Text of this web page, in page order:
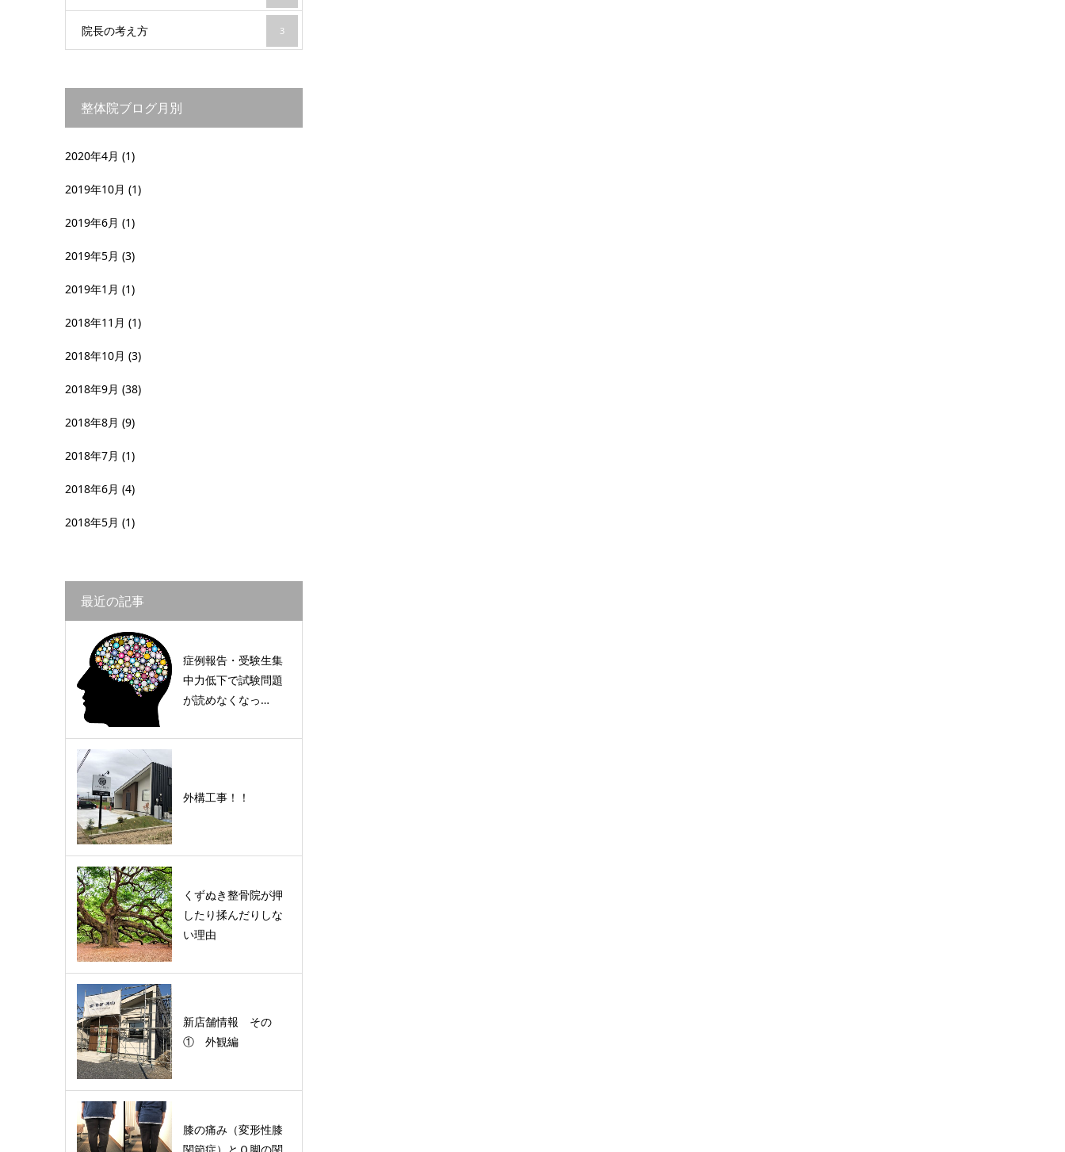
院長の考え方 3
整体院ブログ月別
2020年4月 (1)
2019年10月 (1)
2019年6月 (1)
2019年5月 (3)
2019年1月 (1)
2018年11月 (1)
2018年10月 (3)
2018年9月 (38)
2018年8月 (9)
2018年7月 (1)
2018年6月 (4)
2018年5月 (1)
最近の記事
症例報告・受験生集
中力低下で試験問題
が読めなくなっ…
外構工事！！
くずぬき整骨院が押
したり揉んだりしな
い理由
新店舗情報 その
① 外観編
膝の痛み（変形性膝
関節症）とＯ脚の関